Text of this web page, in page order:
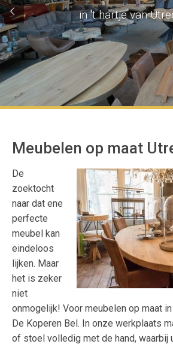
in 't hartje van
Meubelen op maat
De
zoektocht
naar dat ene
perfecte
meubel kan
eindeloos
lijken. Maar
het is zeker
niet
onmogelijk! Voor meubelen op maat
De Koperen Bel. In onze werkplaats
of stoel volledig met de hand, waarbij